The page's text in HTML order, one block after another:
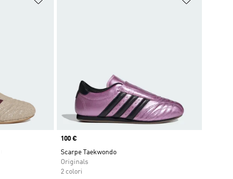
Price
100 €
Scarpe Taekwondo
Originals
2 colori